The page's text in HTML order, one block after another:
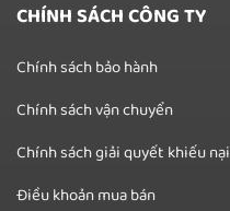
CHÍNH SÁCH CÔNG TY
Chính sách bảo hành
Chính sách vận chuyển
Chính sách giải quyết khiếu nại
Điều khoản mua bán